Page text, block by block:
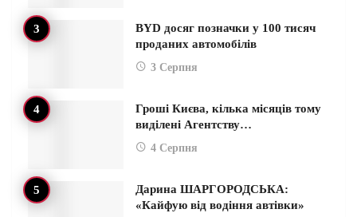
BYD досяг позначки у 100 тисяч
проданих автомобілів
3 Серпня
Гроші Києва, кілька місяців тому
виділені Агентству…
4 Серпня
Дарина ШАРГОРОДСЬКА:
«Кайфую від водіння автівки»